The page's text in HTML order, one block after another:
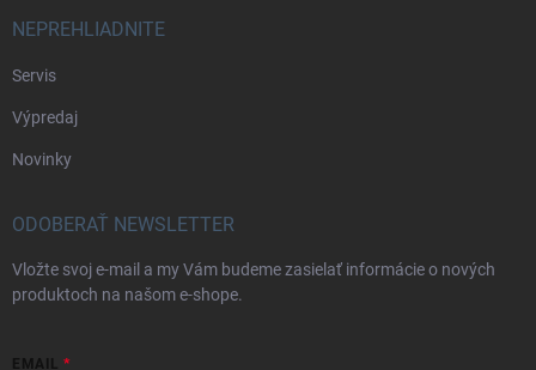
NEPREHLIADNITE
Servis
Výpredaj
Novinky
ODOBERAŤ NEWSLETTER
Vložte svoj e-mail a my Vám budeme zasielať informácie o nových
produktoch na našom e-shope.
EMAIL